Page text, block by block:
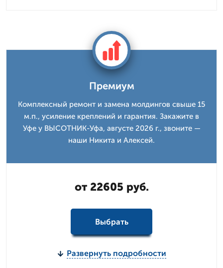
Премиум
Комплексный ремонт и замена молдингов свыше 15
м.п., усиление креплений и гарантия. Закажите в
Уфе у ВЫСОТНИК-Уфа, августе 2026 г., звоните —
наши Никита и Алексей.
от 22605 руб.
Выбрать
Развернуть подробности